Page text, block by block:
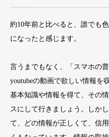
約10年前と比べると、誰でも
になったと感じます。
言うまでもなく、「スマホの
youtubeの動画で欲しい情報を
基本知識や情報を得て、その
スにして行きましょう。しか
て、どの情報が正しくて、信